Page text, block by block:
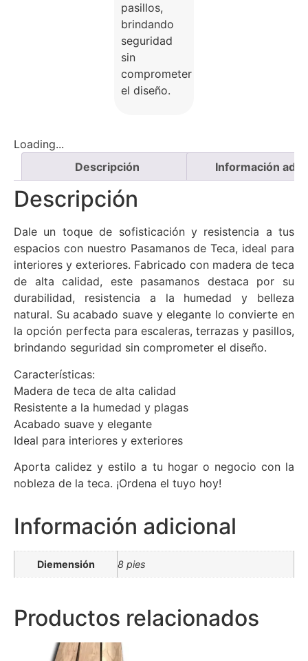
pasillos,
brindando
seguridad
sin
comprometer
el diseño.
Loading...
Descripción
Información
Descripción
Dale un toque de sofisticación y resistencia a tus
espacios con nuestro Pasamanos de Teca, ideal para
interiores y exteriores. Fabricado con madera de teca
de alta calidad, este pasamanos destaca por su
durabilidad, resistencia a la humedad y belleza
natural. Su acabado suave y elegante lo convierte en
la opción perfecta para escaleras, terrazas y pasillos,
brindando seguridad sin comprometer el diseño.
Características:
Madera de teca de alta calidad
Resistente a la humedad y plagas
Acabado suave y elegante
Ideal para interiores y exteriores
Aporta calidez y estilo a tu hogar o negocio con la
nobleza de la teca. ¡Ordena el tuyo hoy!
Información adicional
Diemensión 8 pies
Productos relacionados